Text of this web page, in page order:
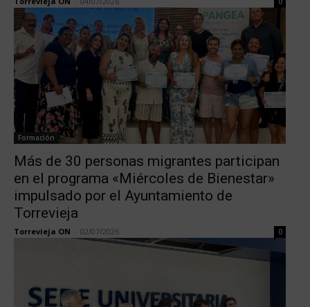
Formación
Más de 30 personas migrantes participan
en el programa «Miércoles de Bienestar»
impulsado por el Ayuntamiento de
Torrevieja
Torrevieja ON 02/07/2026 0